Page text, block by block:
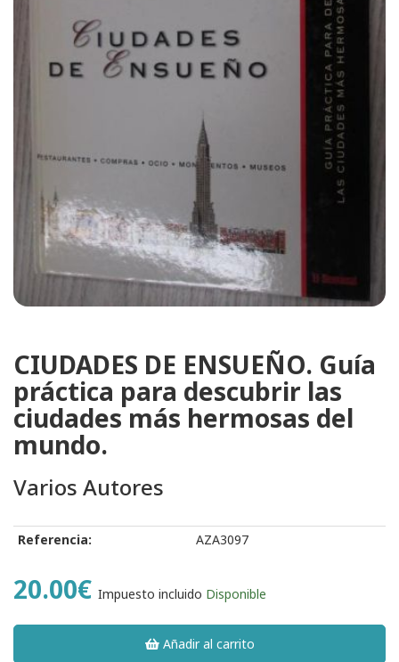
CIUDADES DE ENSUEÑO. Guía
práctica para descubrir las
ciudades más hermosas del
mundo.
Varios Autores
Referencia: AZA3097
20.00€ Impuesto incluido Disponible
Añadir al carrito